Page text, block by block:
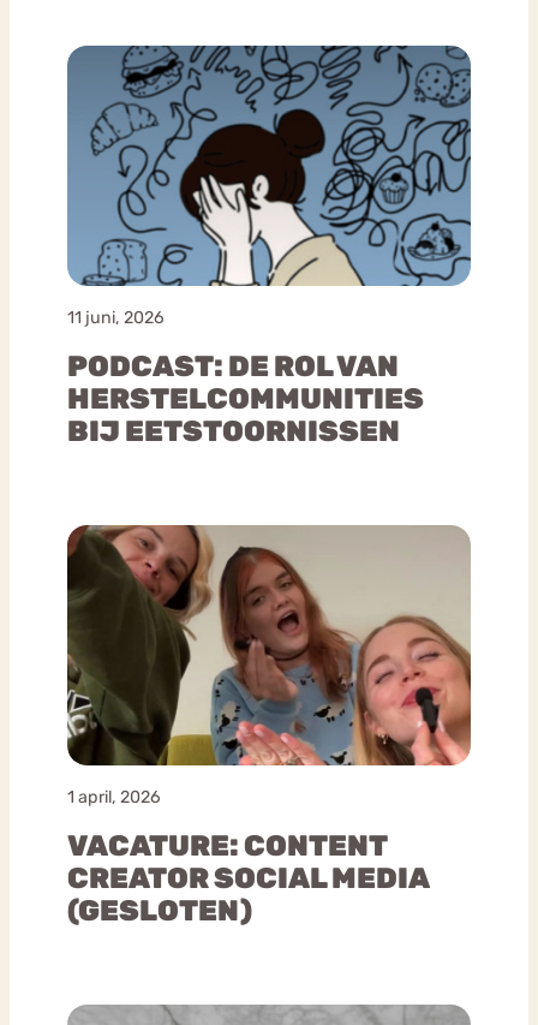
11 juni, 2026
PODCAST: DE ROL VAN
HERSTELCOMMUNITIES
BIJ EETSTOORNISSEN
1 april, 2026
VACATURE: CONTENT
CREATOR SOCIAL MEDIA
(GESLOTEN)